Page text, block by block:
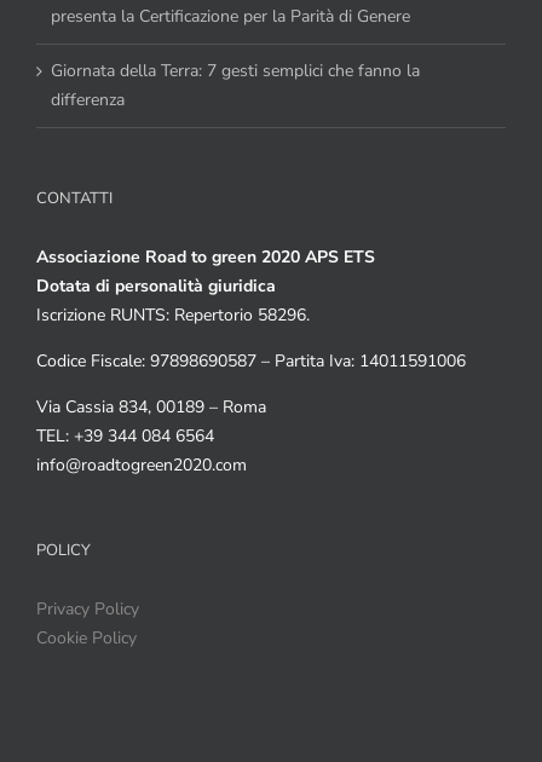
presenta la Certificazione per la Parità di Genere
Giornata della Terra: 7 gesti semplici che fanno la
differenza
CONTATTI
Associazione Road to green 2020 APS ETS
Dotata di personalità giuridica
Iscrizione RUNTS: Repertorio 58296.
Codice Fiscale: 97898690587 – Partita Iva: 14011591006
Via Cassia 834, 00189 – Roma
TEL: +39 344 084 6564
info@roadtogreen2020.com
POLICY
Privacy Policy
Cookie Policy